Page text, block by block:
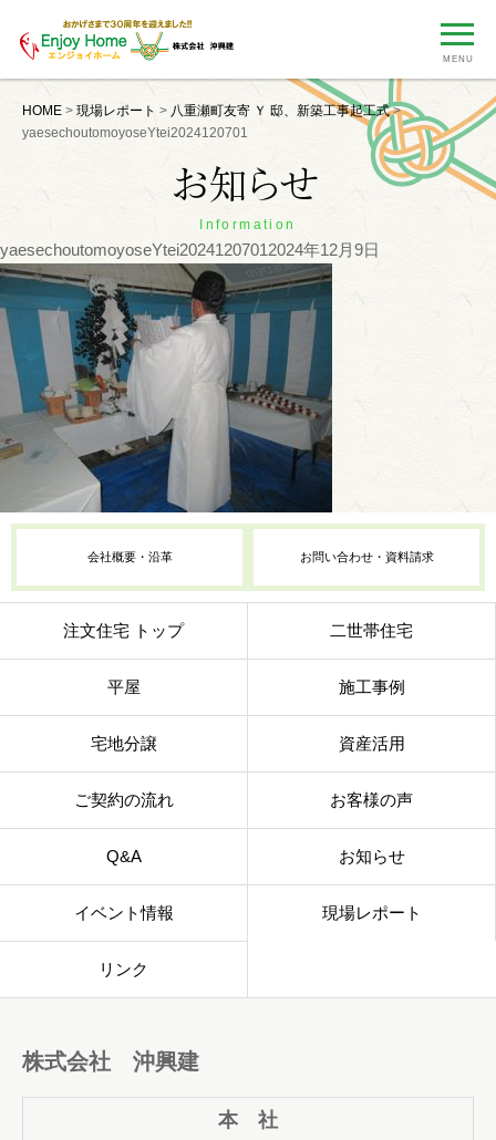
MENU
HOME > 現場レポート > 八重瀬町友寄 Ｙ 邸、新築工事起工式>
yaesechoutomoyoseYtei2024120701
Information
yaesechoutomoyoseYtei20241207012024年12月9日
会社概要・沿革 お問い合わせ・資料請求
注文住宅 トップ 二世帯住宅
平屋 施工事例
宅地分譲 資産活用
ご契約の流れ お客様の声
Q&A お知らせ
イベント情報 現場レポート
リンク
株式会社 沖興建
本 社